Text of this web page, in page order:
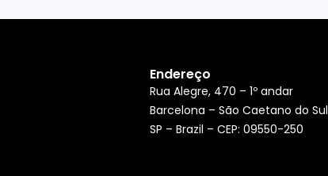
Endereço
Rua Alegre, 470 – 1º andar
Barcelona – São Caetano do Sul
SP – Brazil – CEP: 09550-250